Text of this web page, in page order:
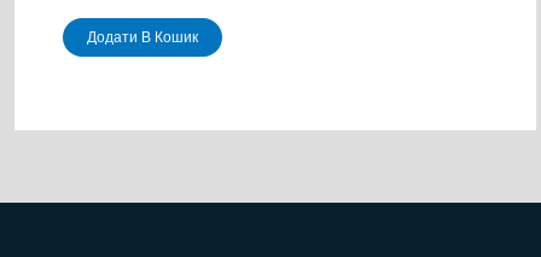
Додати В Кошик